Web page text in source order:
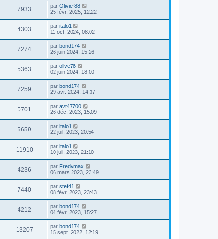
7933 par Olivier88
25 févr. 2025, 12:22
4303 par italo1
11 oct. 2024, 08:02
7274 par bond174
26 juin 2024, 15:26
5363 par olive78
02 juin 2024, 18:00
7259 par bond174
29 avr. 2024, 14:37
5701 par avt47700
26 déc. 2023, 15:09
5659 par italo1
22 juil. 2023, 20:54
11910 par italo1
10 juil. 2023, 21:10
4236 par Fredvmax
06 mars 2023, 23:49
7440 par stef41
08 févr. 2023, 23:43
4212 par bond174
04 févr. 2023, 15:27
13207 par bond174
15 sept. 2022, 12:19